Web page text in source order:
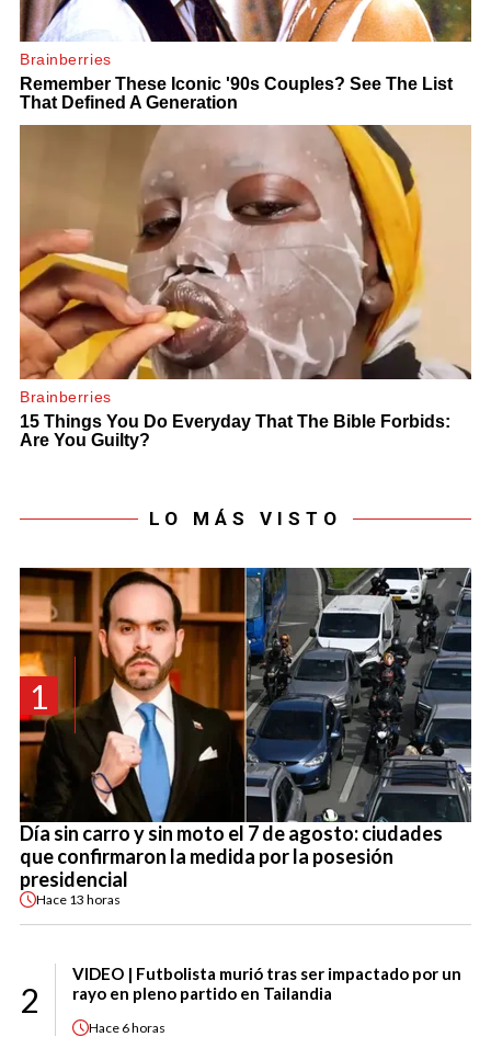
LO MÁS VISTO
1
Día sin carro y sin moto el 7 de agosto: ciudades
que confirmaron la medida por la posesión
presidencial
Hace 13 horas
2
VIDEO | Futbolista murió tras ser impactado por un
rayo en pleno partido en Tailandia
Hace 6 horas